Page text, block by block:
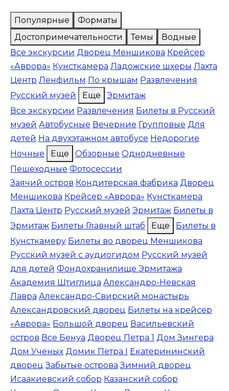
Популярные
Форматы
Достопримечательности
Темы
Водные
Все экскурсии Дворец Меншикова Крейсер
«Аврора» Кунсткамера Ладожские шхеры Лахта
Центр Ленфильм По крышам Развлечения
Русский музей
Еще
Эрмитаж
Все экскурсии Развлечения Билеты в Русский
музей Автобусные Вечерние Групповые Для
детей На двухэтажном автобусе Недорогие
Ночные
Еще Обзорные Однодневные
Пешеходные Фотосессии
Заячий остров Кондитерская фабрика Дворец
Меншикова Крейсер «Аврора» Кунсткамера
Лахта Центр Русский музей Эрмитаж Билеты в
Эрмитаж Билеты Главный штаб Еще
Билеты в
Кунсткамеру Билеты во дворец Меншикова
Русский музей с аудиогидом Русский музей
для детей Фондохранилище Эрмитажа
Академия Штиглица Александро-Невская
Лавра Александро-Свирский монастырь
Александровский дворец Билеты на крейсер
«Аврора» Большой дворец Васильевский
остров Все Бенуа Дворец Петра 1 Дом Зингера
Дом Ученых Домик Петра I Екатерининский
дворец Забытые острова Зимний дворец
Исаакиевский собор Казанский собор